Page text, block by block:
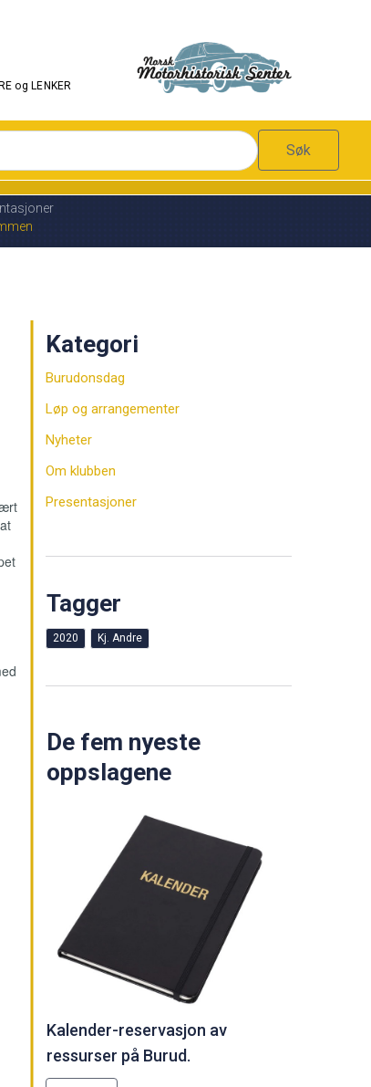
og LENKER
Søk
Kategori
Burudonsdag
Løp og arrangementer
Nyheter
Om klubben
Presentasjoner
Tagger
2020 Kj. Andre
De fem nyeste
oppslagene
Kalender-reservasjon av
ressurser på Burud.